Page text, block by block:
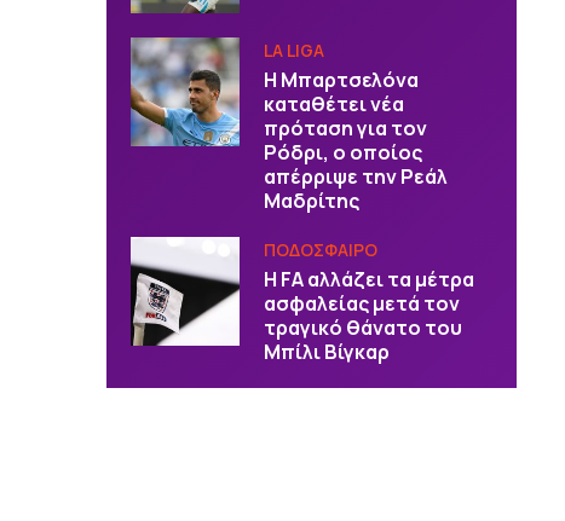
LA LIGA
Η Μπαρτσελόνα
καταθέτει νέα
πρόταση για τον
Ρόδρι, ο οποίος
απέρριψε την Ρεάλ
Μαδρίτης
ΠΟΔΟΣΦΑΙΡΟ
Η FA αλλάζει τα μέτρα
ασφαλείας μετά τον
τραγικό θάνατο του
Μπίλι Βίγκαρ